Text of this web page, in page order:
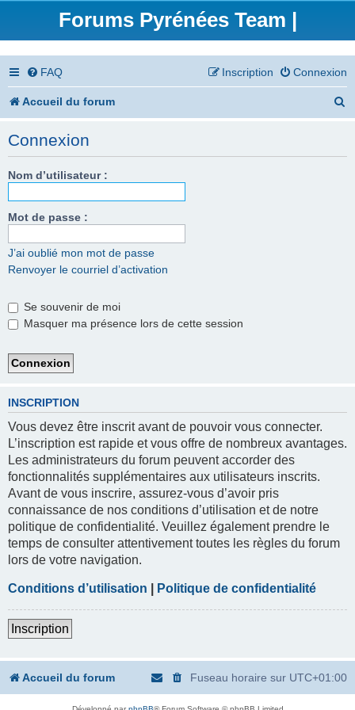
Forums Pyrénées Team |
FAQ Connexion
Inscription
Accueil du forum
Connexion
Nom d’utilisateur :
Mot de passe :
J’ai oublié mon mot de passe
Renvoyer le courriel d’activation
Se souvenir de moi
Masquer ma présence lors de cette session
INSCRIPTION
Vous devez être inscrit avant de pouvoir vous connecter.
L’inscription est rapide et vous offre de nombreux avantages.
Les administrateurs du forum peuvent accorder des
fonctionnalités supplémentaires aux utilisateurs inscrits.
Avant de vous inscrire, assurez-vous d’avoir pris
connaissance de nos conditions d’utilisation et de notre
politique de confidentialité. Veuillez également prendre le
temps de consulter attentivement toutes les règles du forum
lors de votre navigation.
Conditions d’utilisation Politique de confidentialité
Inscription
Accueil du forum Fuseau horaire sur UTC+01:00